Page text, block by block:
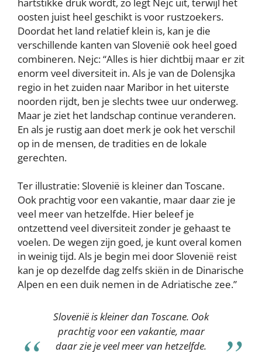
oosten juist heel geschikt is voor rustzoekers.
Doordat het land relatief klein is, kan je die
verschillende kanten van Slovenië ook heel goed
combineren. Nejc: “Alles is hier dichtbij maar er zit
enorm veel diversiteit in. Als je van de Dolensjka
regio in het zuiden naar Maribor in het uiterste
noorden rijdt, ben je slechts twee uur onderweg.
Maar je ziet het landschap continue veranderen.
En als je rustig aan doet merk je ook het verschil
op in de mensen, de tradities en de lokale
gerechten.
Ter illustratie: Slovenië is kleiner dan Toscane.
Ook prachtig voor een vakantie, maar daar zie je
veel meer van hetzelfde. Hier beleef je
ontzettend veel diversiteit zonder je gehaast te
voelen. De wegen zijn goed, je kunt overal komen
in weinig tijd. Als je begin mei door Slovenië reist
kan je op dezelfde dag zelfs skiën in de Dinarische
Alpen en een duik nemen in de Adriatische zee.”
Slovenië is kleiner dan Toscane. Ook
prachtig voor een vakantie, maar
daar zie je veel meer van hetzelfde.